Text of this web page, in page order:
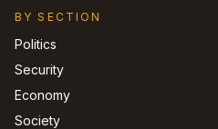
BY SECTION
Politics
Security
Economy
Society